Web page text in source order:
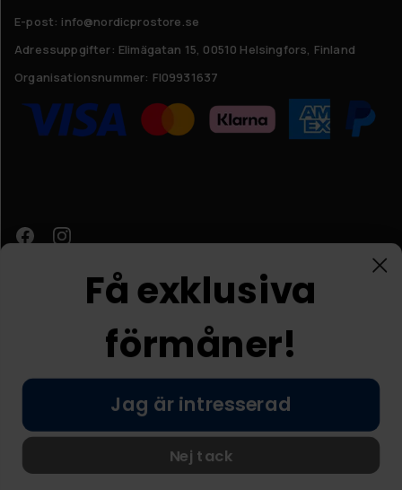
E-post: info@nordicprostore.se
Adressuppgifter: Elimägatan 15, 00510 Helsingfors, Finland
Organisationsnummer: FI09931637
© Nordic Prostore 2026
Allmänna villkor
Få exklusiva
förmåner!
Jag är intresserad
Nej tack